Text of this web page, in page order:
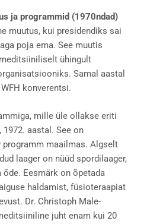
ja programmid (1970ndad)
muutus, kui presidendiks sai
poja ema. See muutis
ühingult
Samal aastal
konverentsi.
mille üle ollakse eriti
1972. aastal. See on
maailmas. Algselt
laager on nüüd spordilaager,
Eesmärk on õpetada
haldamist, füsioteraapiat
Dr. Christoph Male-
juht enam kui 20